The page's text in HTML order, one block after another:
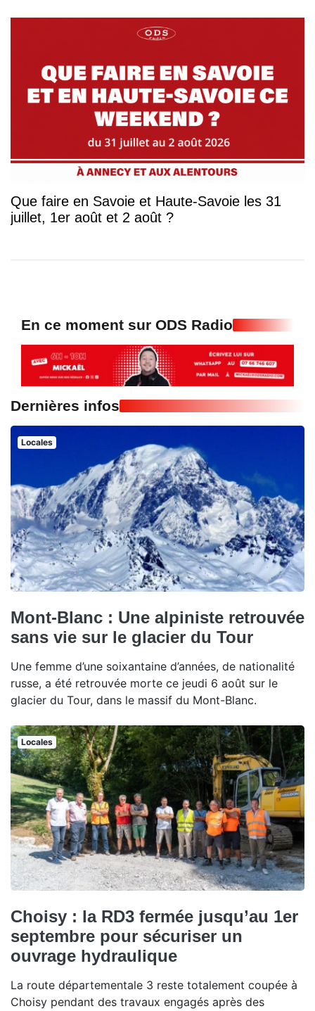
Que faire en Savoie et Haute-Savoie les 31
juillet, 1er août et 2 août ?
En ce moment sur ODS Radio
Dernières infos
Locales
Mont-Blanc : Une alpiniste retrouvée
sans vie sur le glacier du Tour
Une femme d’une soixantaine d’années, de nationalité
russe, a été retrouvée morte ce jeudi 6 août sur le
glacier du Tour, dans le massif du Mont-Blanc.
Locales
Choisy : la RD3 fermée jusqu’au 1er
septembre pour sécuriser un
ouvrage hydraulique
La route départementale 3 reste totalement coupée à
Choisy pendant des travaux engagés après des